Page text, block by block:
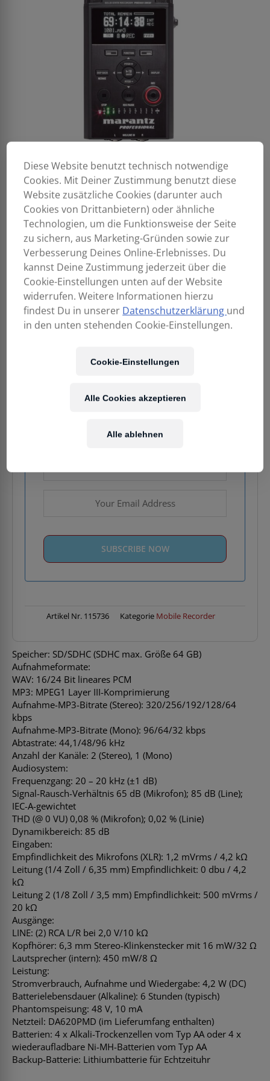
449,00€
Kostenloser Versandin AT & DE
Nicht vorrätig
Email when stock available
Artikel Nr. 115736 Kategorie Mobile Recorder
Speicher: SD/SDHC (SDHC max. Größe 64 GB)
Aufnahmeformate:
WAV: 16/24 Bit lineares PCM
MP3: MPEG1 Layer III-Komprimierung
Aufnahme-MP3-Bitrate (Stereo): 320/256/192/128/64
kbps
Aufnahme-MP3-Bitrate (Mono): 96/64/32 kbps
Abtastrate: 44,1/48/96 kHz
Anzahl der Kanäle: 2 (Stereo), 1 (Mono)
Audiosystem:
Frequenzgang: 20 – 20 kHz (±1 dB)
Signal-Rausch-Verhältnis 65 dB (Mikrofon); 85 dB (Line);
IEC-A-gewichtet
THD (@ 0 VU) 0,08 % (Mikrofon); 0,02 % (Linie)
Dynamikbereich: 85 dB
Eingaben:
Empfindlichkeit des Mikrofons (XLR): 1,2 mVrms / 4,2 kΩ
Leitung (1/4 Zoll / 6,35 mm) Empfindlichkeit: 0 dbu / 4,2
kΩ
Leitung 2 (1/8 Zoll / 3,5 mm) Empfindlichkeit: 500 mVrms /
20 kΩ
Ausgänge:
LINE: (2) RCA L/R bei 2,0 V/10 kΩ
Kopfhörer: 6,3 mm Stereo-Klinkenstecker mit 16 mW/32 Ω
Lautsprecher (intern): 450 mW/8 Ω
Leistung:
Stromverbrauch, Aufnahme und Wiedergabe: 4,2 W (DC)
Batterielebensdauer (Alkaline): 6 Stunden (typisch)
Phantomspeisung: 48 V, 10 mA
Netzteil: DA620PMD (im Lieferumfang enthalten)
Batterien: 4 x Alkali-Trockenzellen vom Typ AA oder 4 x
wiederaufladbare Ni-MH-Batterien vom Typ AA
Backup-Batterie: Lithiumbatterie für Echtzeituhr
Diese Website benutzt technisch notwendige
Cookies. Mit Deiner Zustimmung benutzt diese
Website zusätzliche Cookies (darunter auch
Cookies von Drittanbietern) oder ähnliche
Technologien, um die Funktionsweise der Seite
zu sichern, aus Marketing-Gründen sowie zur
Verbesserung Deines Online-Erlebnisses. Du
kannst Deine Zustimmung jederzeit über die
Cookie-Einstellungen unten auf der Website
widerrufen. Weitere Informationen hierzu
findest Du in unserer Datenschutzerklärung und
in den unten stehenden Cookie-Einstellungen.
Cookie-Einstellungen
Alle ablehnen
Alle Cookies akzeptieren